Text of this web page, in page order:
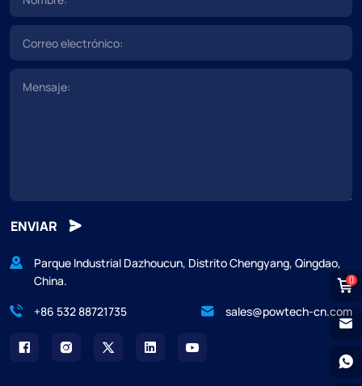
ENVIAR
Parque Industrial Dazhoucun, Distrito Chengyang, Qingdao,
China.
+86 532 88721735
sales@powtech-cn.com
0